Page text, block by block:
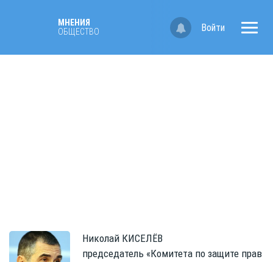
МНЕНИЯ
ОБЩЕСТВО
Войти
Николай КИСЕЛЁВ
председатель «Комитета по защите прав